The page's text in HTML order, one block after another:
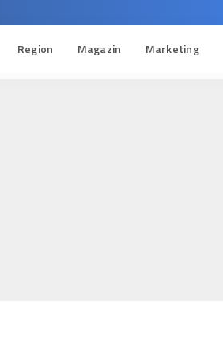
Region Magazin Marketing